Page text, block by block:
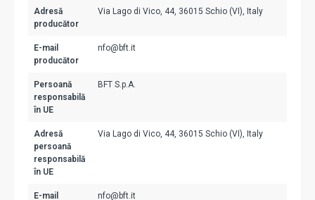
Adresă
producător
Via Lago di Vico, 44, 36015 Schio (VI), Italy
E-mail
producător
nfo@bft.it
Persoană
responsabilă
în UE
BFT S.p.A.
Adresă
persoană
responsabilă
în UE
Via Lago di Vico, 44, 36015 Schio (VI), Italy
E-mail nfo@bft.it